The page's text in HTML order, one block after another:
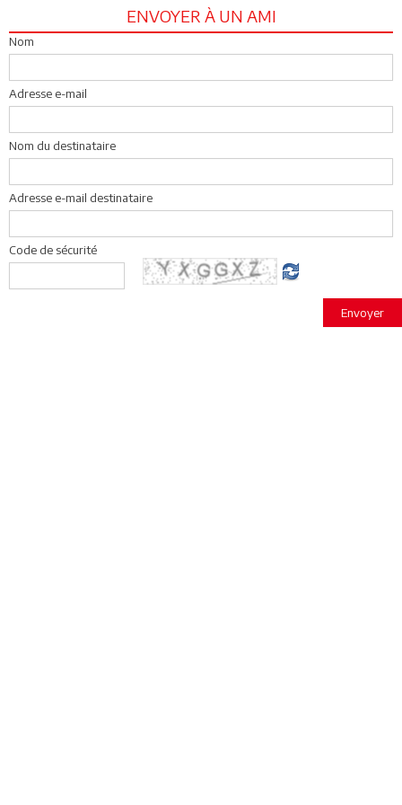
ENVOYER À UN AMI
Nom
Adresse e-mail
Nom du destinataire
Adresse e-mail destinataire
Code de sécurité
Envoyer